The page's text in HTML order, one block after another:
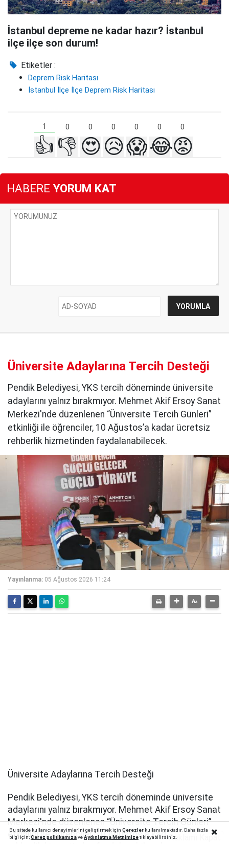
İstanbul depreme ne kadar hazır? İstanbul
ilçe ilçe son durum!
Etiketler :
Deprem Risk Haritası
İstanbul İlçe İlçe Deprem Risk Haritası
1 0 0 0 0 0 0
👍 👎 😍😥😱😂😡
HABERE YORUM KAT
Üniversite Adaylarına Tercih Desteği
Pendik Belediyesi, YKS tercih döneminde üniversite
adaylarını yalnız bırakmıyor. Mehmet Akif Ersoy Sanat
Merkezi'nde düzenlenen “Üniversite Tercih Günleri”
etkinliği ile öğrenciler, 10 Ağustos’a kadar ücretsiz
rehberlik hizmetinden faydalanabilecek.
Yayınlanma: 05 Ağustos 2026 11:24
Üniversite Adaylarına Tercih Desteği
Pendik Belediyesi, YKS tercih döneminde üniversite
adaylarını yalnız bırakmıyor. Mehmet Akif Ersoy Sanat
Merkezi'nde düzenlenen “Üniversite Tercih Günleri”
etkinliği ile öğrenciler, 10 Ağustos’a kadar ücretsiz
Bu sitede kullanıcı deneyimlerini geliştirmek için Çerezlerkullanılmaktadır. Daha fazla
bilgi için;Çerez politikamızaveAydınlatma Metnimizetıklayabilirsiniz.Reklamı Kapat